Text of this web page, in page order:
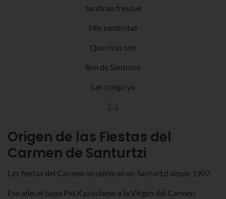
Sardinas frescué
Mis sardinitas
Que ricas son
Son de Santurce
Las traigo yo
[...]
Origen de las Fiestas del
Carmen de Santurtzi
Las fiestas del Carmen se celebran en Santurtzi desde 1907.
Ese año, el papa Pío X proclamó a la Virgen del Carmen